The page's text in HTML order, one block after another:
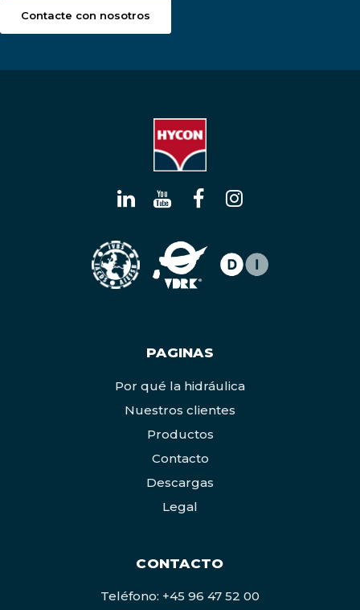
Contacte con nosotros
PAGINAS
Por qué la hidráulica
Nuestros clientes
Productos
Contacto
Descargas
Legal
CONTACTO
Teléfono: +45 96 47 52 00